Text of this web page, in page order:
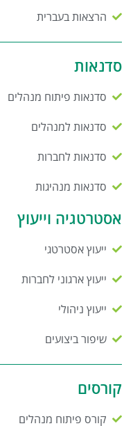
הרצאות בעברית
סדנאות
סדנאות פיתוח מנהלים
סדנאות למנהלים
סדנאות לחברות
סדנאות מנהיגות
אסטרטגיה וייעוץ
ייעוץ אסטרטגי
ייעוץ ארגוני לחברות
ייעוץ ניהולי
שיפור ביצועים
קורסים
קורס פיתוח מנהלים